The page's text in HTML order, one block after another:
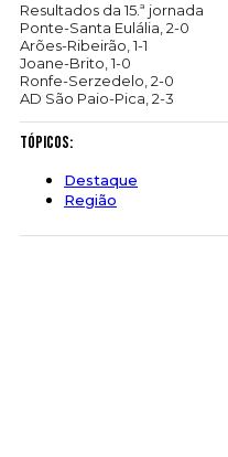
Resultados da 15.ª jornada
Ponte-Santa Eulália, 2-0
Arões-Ribeirão, 1-1
Joane-Brito, 1-0
Ronfe-Serzedelo, 2-0
AD São Paio-Pica, 2-3
Tópicos:
Destaque
Região